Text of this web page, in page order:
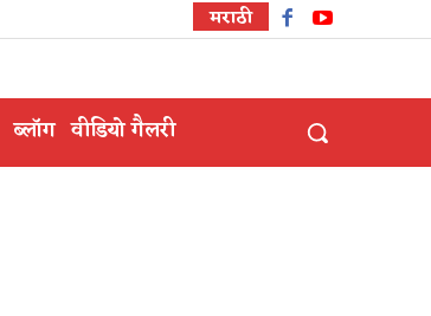
मराठी
ब्लॉग वीडियो गैलरी